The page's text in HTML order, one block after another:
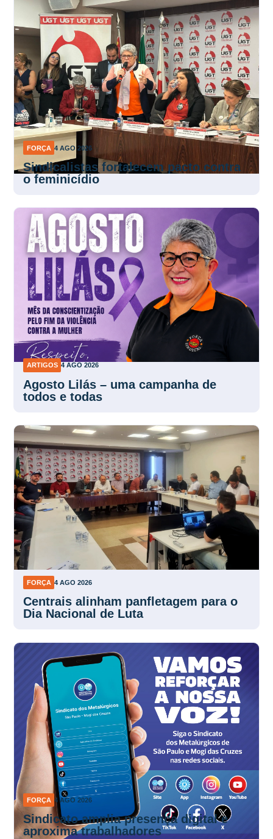
FORÇA 4 AGO 2026
Sindicalistas fortalecem pacto contra
o feminicídio
ARTIGOS 4 AGO 2026
Agosto Lilás – uma campanha de
todos e todas
FORÇA 4 AGO 2026
Centrais alinham panfletagem para o
Dia Nacional de Luta
FORÇA 4 AGO 2026
Sindicato amplia presença digital e
aproxima trabalhadores